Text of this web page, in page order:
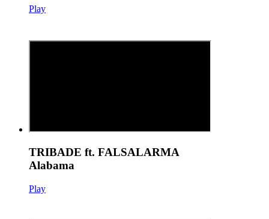
Play
TRIBADE ft. FALSALARMA
Alabama
Play